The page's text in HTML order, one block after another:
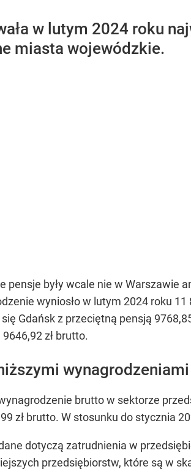
w lutym 2024 roku
miasta wojewódzkie.
pensje były wcale nie w Warszawie
wyniosło w lutym 2024 roku
Gdańsk z przeciętną pensją
zł brutto.
wynagrodzeniami
brutto w sektorze
zł brutto. W stosunku do stycznia
dotyczą zatrudnienia w
przedsiębiorstw, które są w